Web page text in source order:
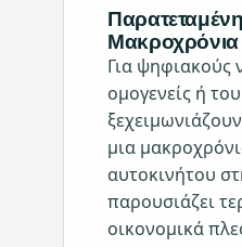
Μακροχρόνια
Για ψηφιακούς
ομογενείς ή
μια
αυτοκινήτου
παρουσιάζει
οικονομικά